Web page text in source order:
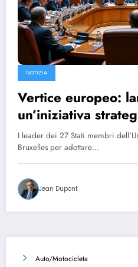
NOTIZIA
Vertice europeo:
un’iniziativa
collettiva
I leader dei 27 Stati membri
Bruxelles per adottare…
Jean Dupont
Auto/Motocicleta